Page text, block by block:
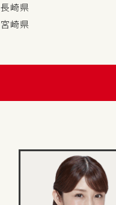
長崎県
宮崎県